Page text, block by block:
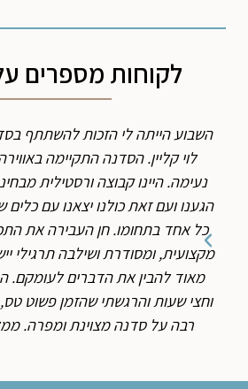
לקוחות מספרים
השבוע הייתה לי הזכות להשתתף
לוי קליין. הסדנה התקיימה
נעימה. היינו קבוצה ורסטילית
הגענו ועם זאת כולנו יצאנו עם כלים
כל אחד בתחומו. חן העבירה את
מקצועית, ומסודרת ושילבה תרגילי
מאוד להבין את הדברים לעומקם.
וחצי שעות והרגשתי שהזמן פשוט
רבה על סדנה מצוינת ומפרה.